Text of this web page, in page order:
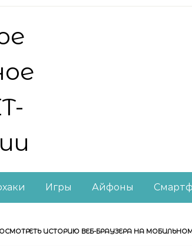
Игры Айфоны
ИСТОРИЮ ВЕБ-БРАУЗЕРА НА